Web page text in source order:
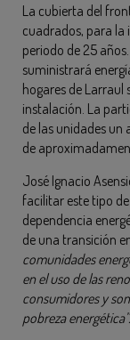
La cubierta del
cuadrados, para
periodo de 25
suministrará
hogares de Larraul
instalación. La
de las unidades
de
José Ignacio
facilitar este tipo
dependencia
de una transición
comunidades
en el uso de las
consumidores y
pobreza energética”.